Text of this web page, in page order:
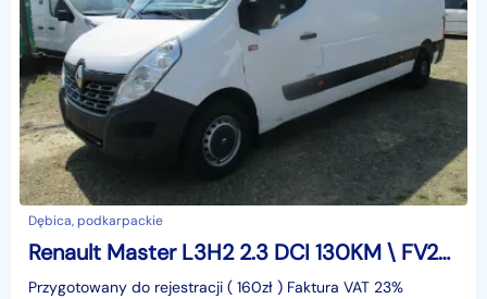
Dębica, podkarpackie
Renault Master L3H2 2.3 DCI 130KM \ FV23%
Przygotowany do rejestracji ( 160zł ) Faktura VAT 23%